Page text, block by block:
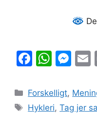
F
c
e
W
at
s
M
s
s l
Kategorier
Forskelligt,
Tags
Hykleri,Tag jer